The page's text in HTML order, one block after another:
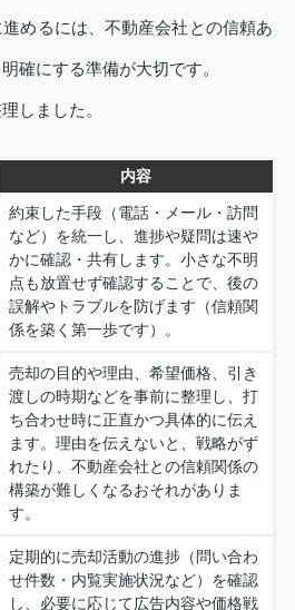
めるには、不動産会社との信頼あ
確にする準備が大切です。
しました。
内容
約束した手段（電話・メール・訪問
など）を統一し、進捗や疑問は速や
かに確認・共有します。小さな不明
点も放置せず確認することで、後の
誤解やトラブルを防げます（信頼関
係を築く第一歩です）。
売却の目的や理由、希望価格、引き
渡しの時期などを事前に整理し、打
ち合わせ時に正直かつ具体的に伝え
ます。理由を伝えないと、戦略がず
れたり、不動産会社との信頼関係の
構築が難しくなるおそれがありま
す。
定期的に売却活動の進捗（問い合わ
せ件数・内覧実施状況など）を確認
し、必要に応じて広告内容や価格戦